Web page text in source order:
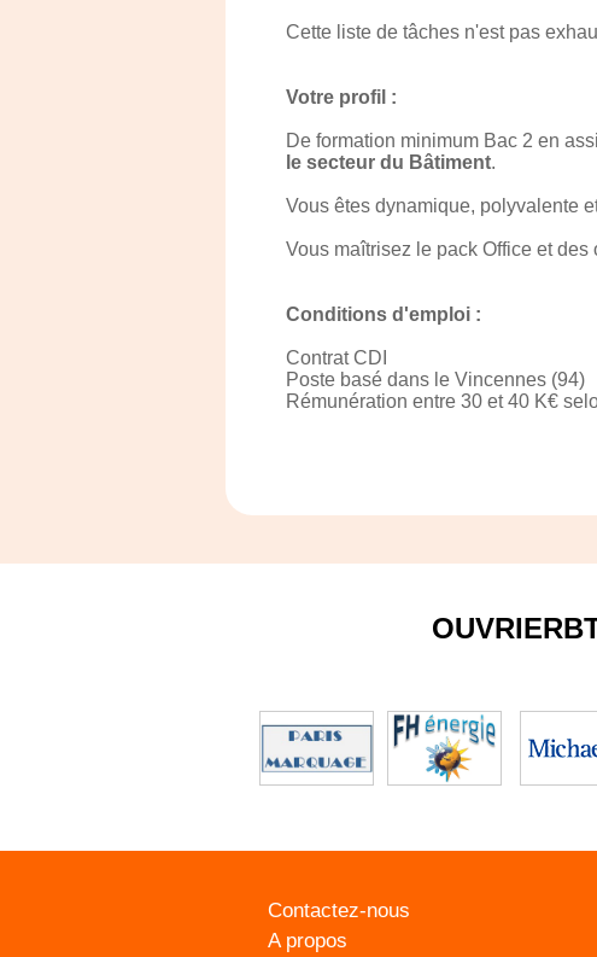
Cette liste de tâches n'est pas
Votre profil :
De formation minimum Bac 2 en
le secteur du Bâtiment.
Vous êtes dynamique, polyvalente
Vous maîtrisez le pack Office et
Conditions d'emploi :
Contrat CDI
Poste basé dans le Vincennes (94)
Rémunération entre 30 et 40 K€
Contactez-nous
A propos